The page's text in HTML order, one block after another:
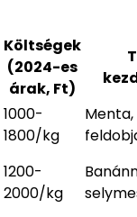
Költségek
(2024-es
árak, Ft)
1000-
1800/kg
1200-
2000/kg